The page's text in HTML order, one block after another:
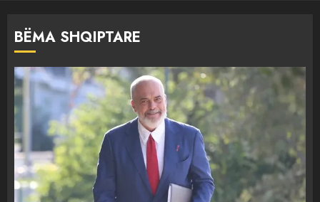
BËMA SHQIPTARE